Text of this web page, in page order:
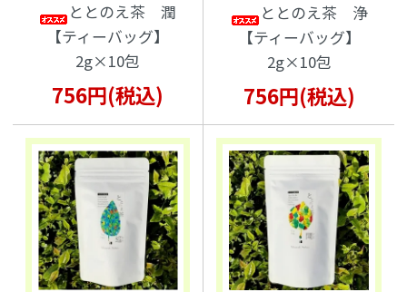
ととのえ茶 潤
【ティーバッグ】
2g×10包
756円(税込)
ととのえ茶 浄
【ティーバッグ】
2g×10包
756円(税込)